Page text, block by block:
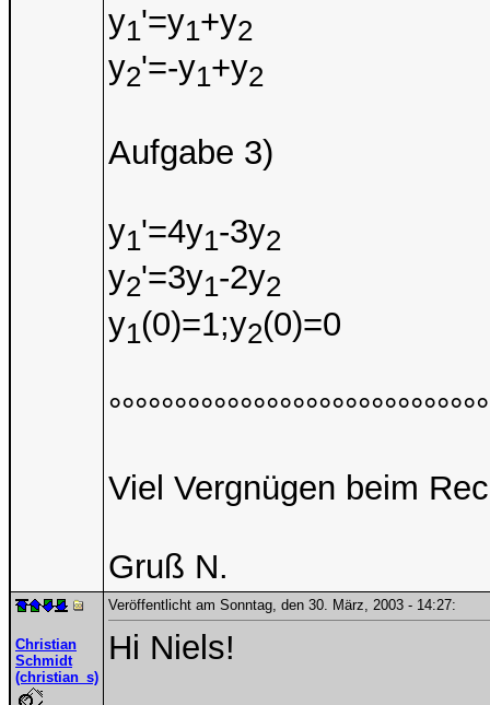
y1'=y1+y2
y2'=-y1+y2
Aufgabe 3)
y1'=4y1-3y2
y2'=3y1-2y2
y1(0)=1;y2(0)=0
Viel Vergnügen beim
Gruß N.
Christian
Schmidt
(christian_s)
Veröffentlicht am Sonntag, den 30. März, 2003 - 14:27:
Hi Niels!